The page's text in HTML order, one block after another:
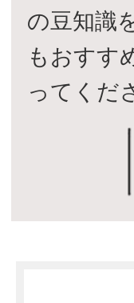
の豆知識
もおすす
ってくだ